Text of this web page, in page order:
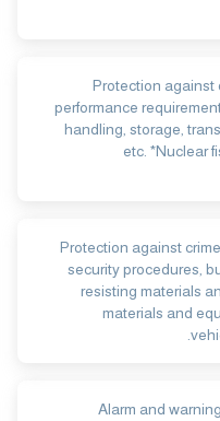
Protection against
performance
handling, storage,
etc. *Nuclear
Protection against
security procedures,
resisting materials
materials and
Alarm and